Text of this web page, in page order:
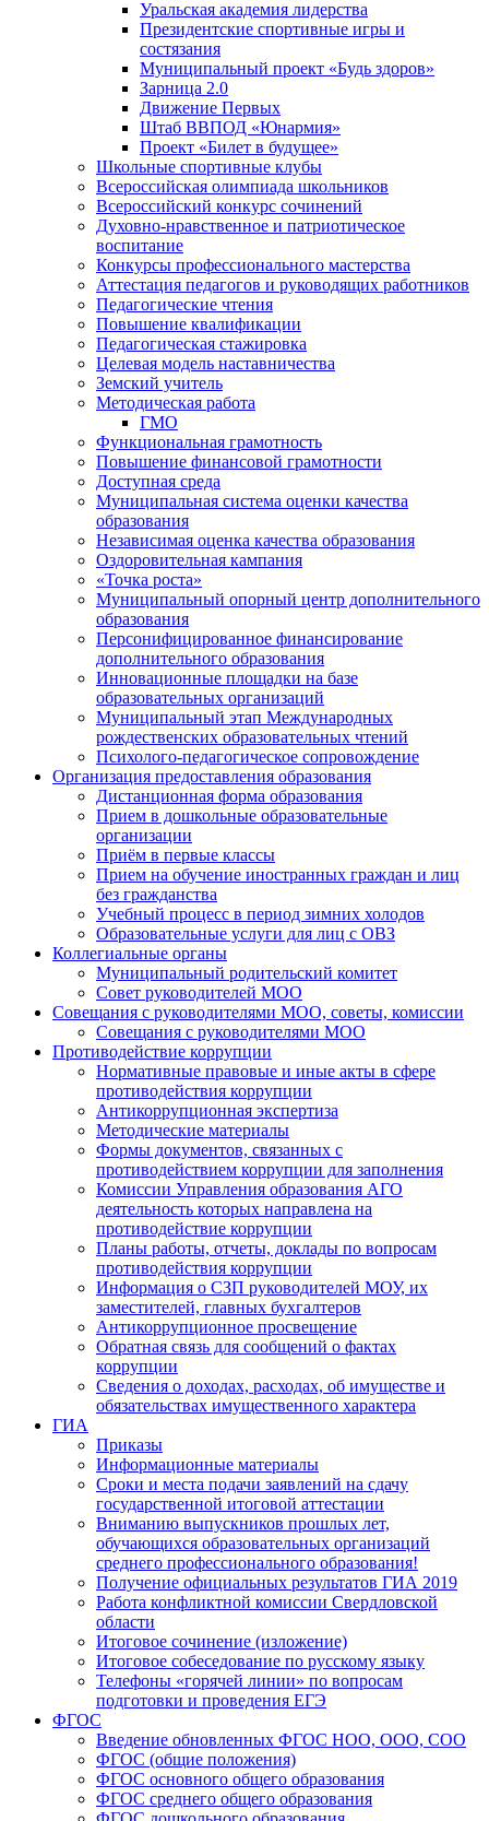
Уральская академия лидерства
Президентские спортивные игры и
состязания
Муниципальный проект «Будь здоров»
Зарница 2.0
Движение Первых
Штаб ВВПОД «Юнармия»
Проект «Билет в будущее»
Школьные спортивные клубы
Всероссийская олимпиада школьников
Всероссийский конкурс сочинений
Духовно-нравственное и патриотическое
воспитание
Конкурсы профессионального мастерства
Аттестация педагогов и руководящих работников
Педагогические чтения
Повышение квалификации
Педагогическая стажировка
Целевая модель наставничества
Земский учитель
Методическая работа
ГМО
Функциональная грамотность
Повышение финансовой грамотности
Доступная среда
Муниципальная система оценки качества
образования
Независимая оценка качества образования
Оздоровительная кампания
«Точка роста»
Муниципальный опорный центр дополнительного
образования
Персонифицированное финансирование
дополнительного образования
Инновационные площадки на базе
образовательных организаций
Муниципальный этап Международных
рождественских образовательных чтений
Психолого-педагогическое сопровождение
Организация предоставления образования
Дистанционная форма образования
Прием в дошкольные образовательные
организации
Приём в первые классы
Прием на обучение иностранных граждан и лиц
без гражданства
Учебный процесс в период зимних холодов
Образовательные услуги для лиц с ОВЗ
Коллегиальные органы
Муниципальный родительский комитет
Совет руководителей МОО
Совещания с руководителями МОО, советы, комиссии
Совещания с руководителями МОО
Противодействие коррупции
Нормативные правовые и иные акты в сфере
противодействия коррупции
Антикоррупционная экспертиза
Методические материалы
Формы документов, связанных с
противодействием коррупции для заполнения
Комиссии Управления образования АГО
деятельность которых направлена на
противодействие коррупции
Планы работы, отчеты, доклады по вопросам
противодействия коррупции
Информация о СЗП руководителей МОУ, их
заместителей, главных бухгалтеров
Антикоррупционное просвещение
Обратная связь для сообщений о фактах
коррупции
Сведения о доходах, расходах, об имуществе и
обязательствах имущественного характера
ГИА
Приказы
Информационные материалы
Сроки и места подачи заявлений на сдачу
государственной итоговой аттестации
Вниманию выпускников прошлых лет,
обучающихся образовательных организаций
среднего профессионального образования!
Получение официальных результатов ГИА 2019
Работа конфликтной комиссии Свердловской
области
Итоговое сочинение (изложение)
Итоговое собеседование по русскому языку
Телефоны «горячей линии» по вопросам
подготовки и проведения ЕГЭ
ФГОС
Введение обновленных ФГОС НОО, ООО, СОО
ФГОС (общие положения)
ФГОС основного общего образования
ФГОС среднего общего образования